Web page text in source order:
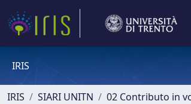
IRIS
IRIS SIARI UNITN 02 Contributo in